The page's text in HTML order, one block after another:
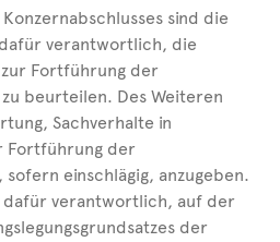
sind die
verantwortlich, die
zur Fortführung der
beurteilen. Des Weiteren
Sachverhalte in
Fortführung der
einschlägig, anzugeben.
dafür verantwortlich, auf der
der